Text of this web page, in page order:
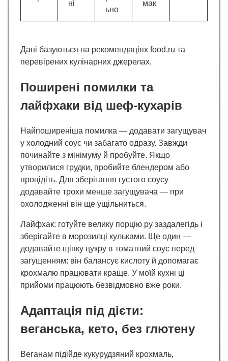
ні
ьно
мак
Дані базуються на рекомендаціях food.ru та
перевірених кулінарних джерелах.
Поширені помилки та
лайфхаки від шеф-кухарів
Найпоширеніша помилка — додавати загущувач
у холодний соус чи забагато одразу. Завжди
починайте з мінімуму й пробуйте. Якщо
утворилися грудки, пробийте блендером або
процідіть. Для зберігання густого соусу
додавайте трохи менше загущувача — при
охолодженні він ще ущільниться.
Лайфхак: готуйте велику порцію ру заздалегідь і
зберігайте в морозилці кульками. Ще один —
додавайте щіпку цукру в томатний соус перед
загущенням: він балансує кислоту й допомагає
крохмалю працювати краще. У моїй кухні ці
прийоми працюють безвідмовно вже роки.
Адаптація під дієти:
веганська, кето, без глютену
Веганам підійде кукурудзяний крохмаль,